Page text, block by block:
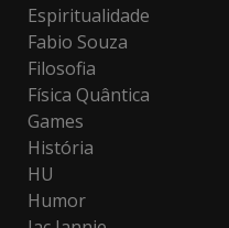
Espiritualidade
Fabio Souza
Filosofia
Física Quântica
Games
História
HU
Humor